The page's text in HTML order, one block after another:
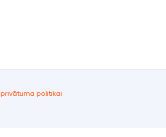
privātuma politikai